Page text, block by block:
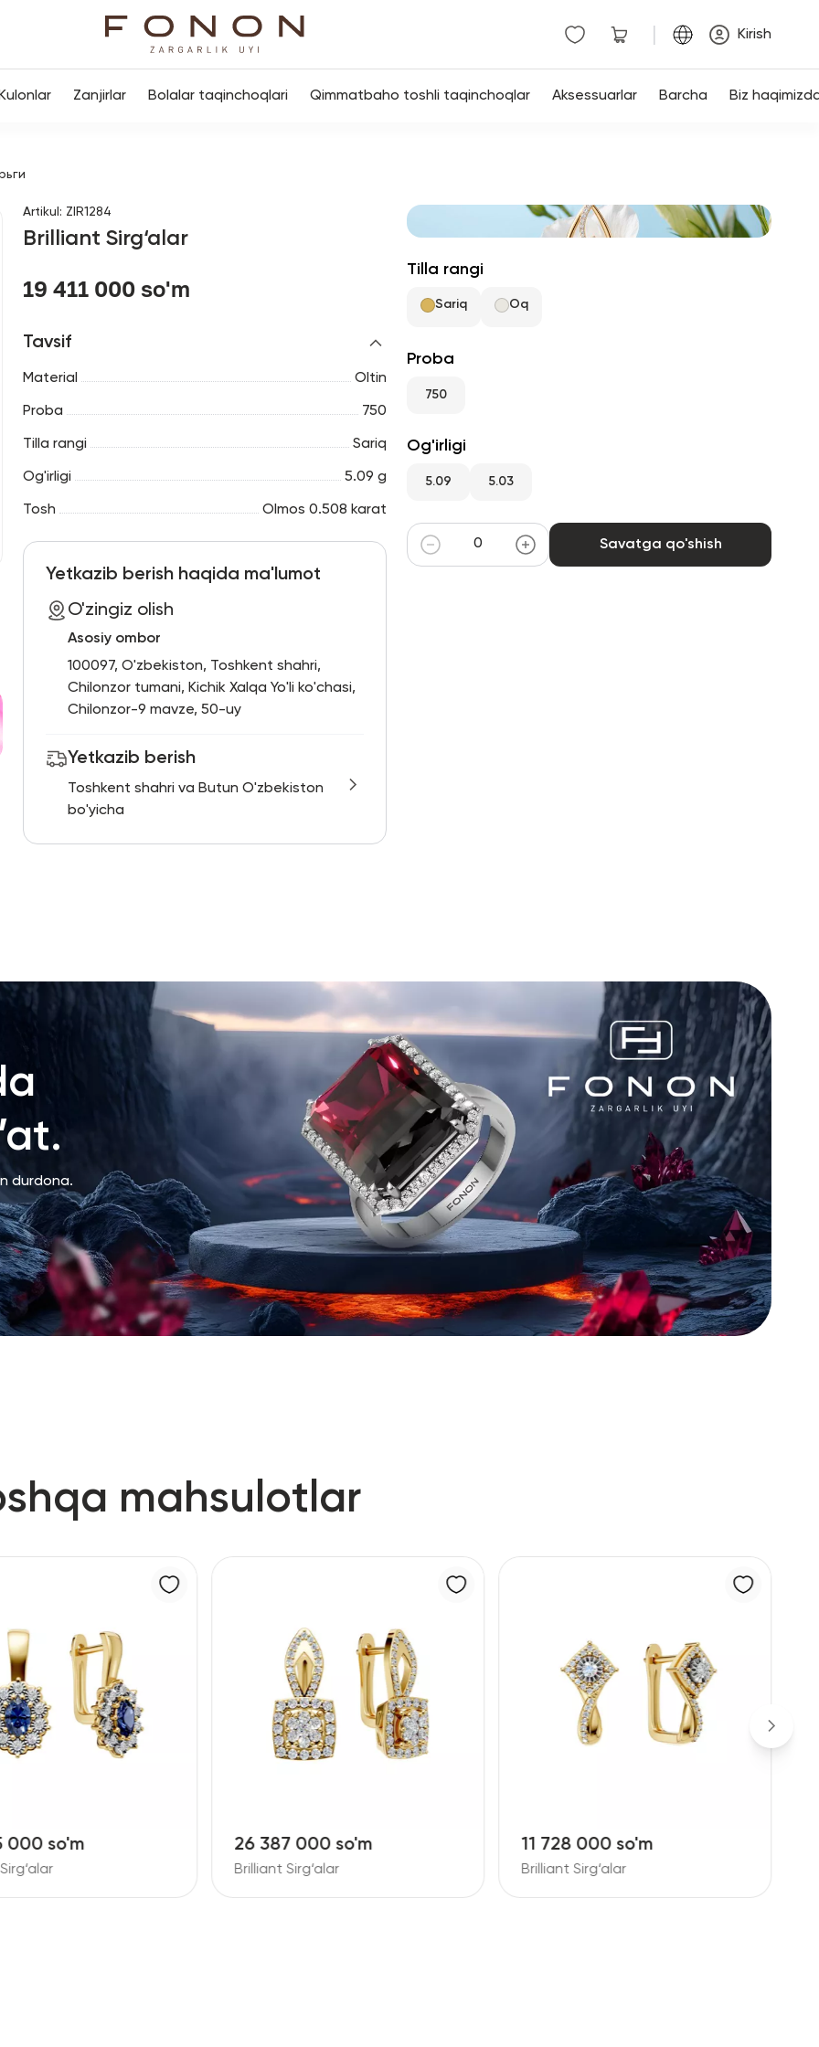
Kirish
Kulonlar Zanjirlar Bolalar taqinchoqlari Qimmatbaho toshli taqinchoqlar Aksessuarlar Barcha Biz
Artikul : ZIR1284
Brilliant Sirg‘alar
19 411 000 so'm
Tavsif
Material Oltin
Proba 750
Tilla rangi Sariq
Og'irligi 5.09 g
Tosh Olmos 0.508 karat
Yetkazib berish haqida ma'lumot
O'zingiz olish
Asosiy ombor
100097, O'zbekiston, Toshkent shahri,
Chilonzor tumani, Kichik Xalqa Yo'li ko'chasi,
Chilonzor-9 mavze, 50-uy
Yetkazib berish
Toshkent shahri va Butun O'zbekiston
bo'yicha
Tilla rangi
Sariq Oq
Proba
750
Og'irligi
5.09 5.03
Savatga qo'shish
durdona.
mahsulotlar
000 so'm 26 387 000 so'm
Brilliant Sirg‘alar
11 728 000 so'm
Brilliant Sirg‘alar